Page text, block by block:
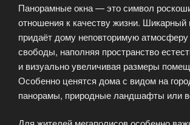
Панорамные окна — это символ
отношения к качеству жизни. Шикарный
придаёт дому неповторимую атмосферу
свободы, наполняя пространство
и визуально увеличивая размеры
Особенно ценятся дома с видом на
панорамы, природные ландшафты или